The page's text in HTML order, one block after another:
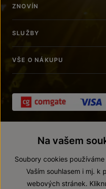
ZNOVÍN
SLUŽBY
VŠE O NÁKUPU
© 2026
Na vašem
Soubory cookies
Vaším souhlasem i mj. k
webových stránek.